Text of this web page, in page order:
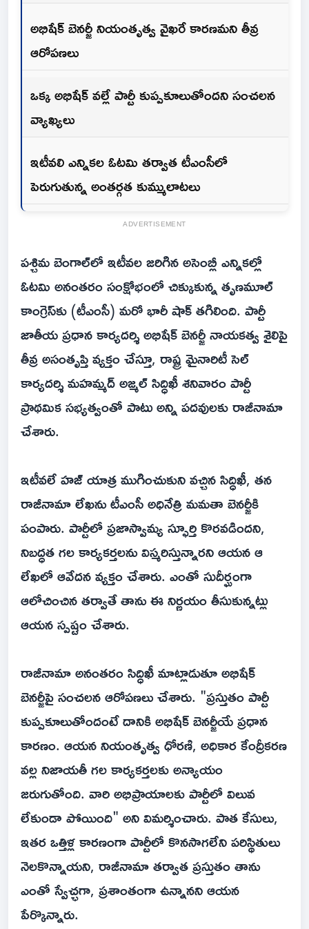
అభిషేక్ బెనర్జీ నియంతృత్వ వైఖరే కారణమని తీవ్ర
ఆరోపణలు
ఒక్క అభిషేక్ వల్లే పార్టీ కుప్పకూలుతోందని సంచలన
వ్యాఖ్యలు
ఇటీవలి ఎన్నికల ఓటమి తర్వాత టీఎంసీలో
పెరుగుతున్న అంతర్గత కుమ్ములాటలు
ADVERTISEMENT
పశ్చిమ బెంగాల్‌లో ఇటీవల జరిగిన అసెంబ్లీ ఎన్నికల్లో
ఓటమి అనంతరం సంక్షోభంలో చిక్కుకున్న తృణమూల్
కాంగ్రెస్‌కు (టీఎంసీ) మరో భారీ షాక్ తగిలింది. పార్టీ
జాతీయ ప్రధాన కార్యదర్శి అభిషేక్ బెనర్జీ నాయకత్వ శైలిపై
తీవ్ర అసంతృప్తి వ్యక్తం చేస్తూ, రాష్ట్ర మైనారిటీ సెల్
కార్యదర్శి మహమ్మద్ అజ్మల్ సిద్ధిఖీ శనివారం పార్టీ
ప్రాథమిక సభ్యత్వంతో పాటు అన్ని పదవులకు రాజీనామా
చేశారు.
ఇటీవలే హజ్ యాత్ర ముగించుకుని వచ్చిన సిద్ధిఖీ, తన
రాజీనామా లేఖను టీఎంసీ అధినేత్రి మమతా బెనర్జీకి
పంపారు. పార్టీలో ప్రజాస్వామ్య స్ఫూర్తి కొరవడిందని,
నిబద్ధత గల కార్యకర్తలను విస్మరిస్తున్నారని ఆయన ఆ
లేఖలో ఆవేదన వ్యక్తం చేశారు. ఎంతో సుదీర్ఘంగా
ఆలోచించిన తర్వాతే తాను ఈ నిర్ణయం తీసుకున్నట్లు
ఆయన స్పష్టం చేశారు.
రాజీనామా అనంతరం సిద్ధిఖీ మాట్లాడుతూ అభిషేక్
బెనర్జీపై సంచలన ఆరోపణలు చేశారు. "ప్రస్తుతం పార్టీ
కుప్పకూలుతోందంటే దానికి అభిషేక్ బెనర్జీయే ప్రధాన
కారణం. ఆయన నియంతృత్వ ధోరణి, అధికార కేంద్రీకరణ
వల్ల నిజాయతీ గల కార్యకర్తలకు అన్యాయం
జరుగుతోంది. వారి అభిప్రాయాలకు పార్టీలో విలువ
లేకుండా పోయింది" అని విమర్శించారు. పాత కేసులు,
ఇతర ఒత్తిళ్ల కారణంగా పార్టీలో కొనసాగలేని పరిస్థితులు
నెలకొన్నాయని, రాజీనామా తర్వాత ప్రస్తుతం తాను
ఎంతో స్వేచ్ఛగా, ప్రశాంతంగా ఉన్నానని ఆయన
పేర్కొన్నారు.